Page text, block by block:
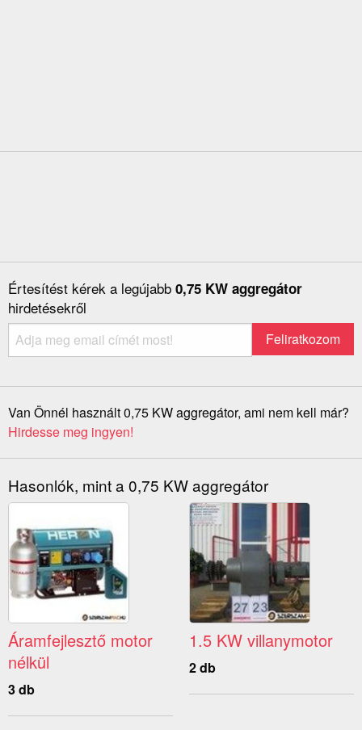
Értesítést kérek a legújabb 0,75 KW aggregátor
hirdetésekről
Van Önnél használt 0,75 KW aggregátor, ami nem kell már?
Hirdesse meg ingyen!
Hasonlók, mint a 0,75 KW aggregátor
Áramfejlesztő motor
nélkül
3 db
1.5 KW villanymotor
2 db